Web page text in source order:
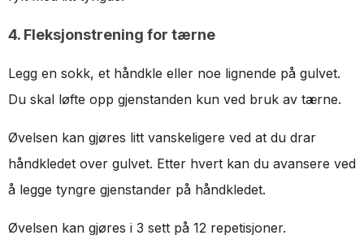
4. Fleksjonstrening for tærne
Legg en sokk, et håndkle eller noe lignende på gulvet.
Du skal løfte opp gjenstanden kun ved bruk av tærne.
Øvelsen kan gjøres litt vanskeligere ved at du drar
håndkledet over gulvet. Etter hvert kan du avansere ved
å legge tyngre gjenstander på håndkledet.
Øvelsen kan gjøres i 3 sett på 12 repetisjoner.